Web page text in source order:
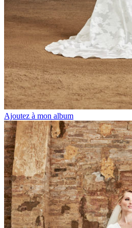
Ajoutez à mon album